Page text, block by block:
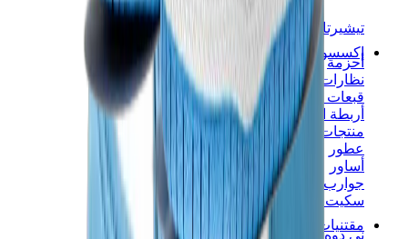
تيشيرتات
إكسسوارات
أحزمة
نظارات شمسية
قبعات وكاب
أربطة الأحذية
منتجات العناية بالسنيكرز
عطور
أساور
جوارب
سكيت بورد
مقتنيات
ني دوه